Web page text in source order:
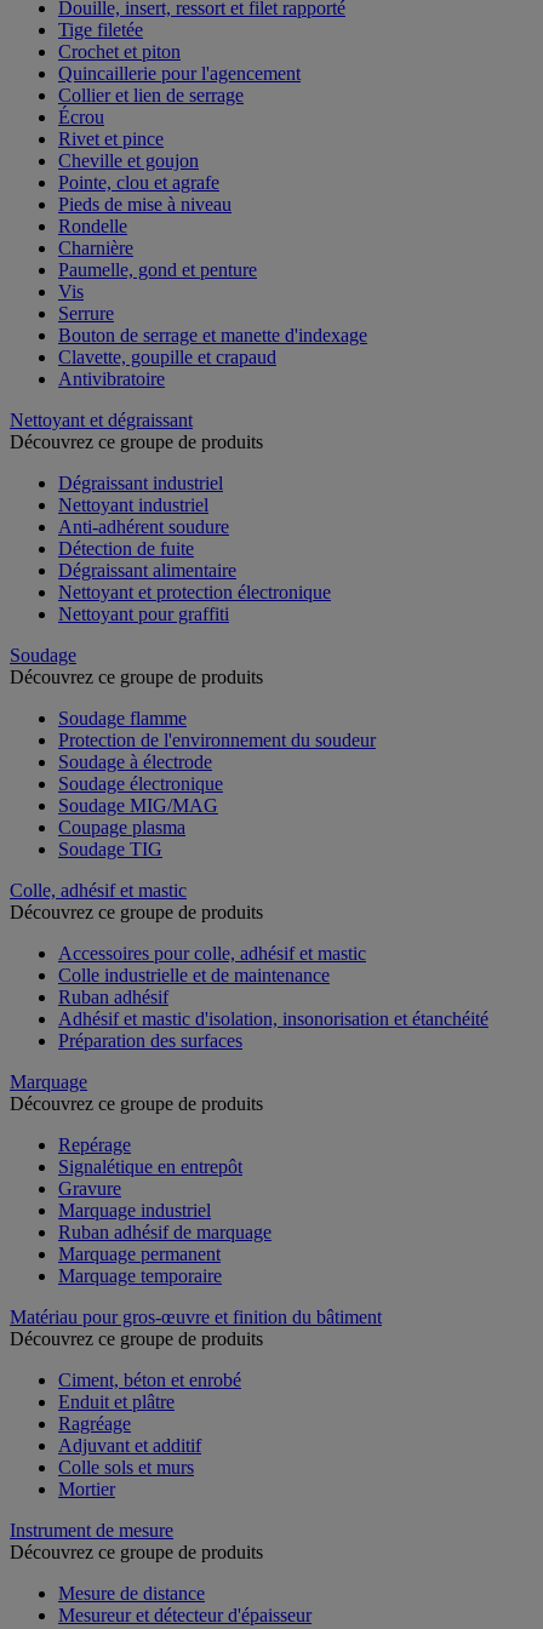
Douille, insert, ressort et filet rapporté
Tige filetée
Crochet et piton
Quincaillerie pour l'agencement
Collier et lien de serrage
Écrou
Rivet et pince
Cheville et goujon
Pointe, clou et agrafe
Pieds de mise à niveau
Rondelle
Charnière
Paumelle, gond et penture
Vis
Serrure
Bouton de serrage et manette d'indexage
Clavette, goupille et crapaud
Antivibratoire
Nettoyant et dégraissant
Découvrez ce groupe de produits
Dégraissant industriel
Nettoyant industriel
Anti-adhérent soudure
Détection de fuite
Dégraissant alimentaire
Nettoyant et protection électronique
Nettoyant pour graffiti
Soudage
Découvrez ce groupe de produits
Soudage flamme
Protection de l'environnement du soudeur
Soudage à électrode
Soudage électronique
Soudage MIG/MAG
Coupage plasma
Soudage TIG
Colle, adhésif et mastic
Découvrez ce groupe de produits
Accessoires pour colle, adhésif et mastic
Colle industrielle et de maintenance
Ruban adhésif
Adhésif et mastic d'isolation, insonorisation et étanchéité
Préparation des surfaces
Marquage
Découvrez ce groupe de produits
Repérage
Signalétique en entrepôt
Gravure
Marquage industriel
Ruban adhésif de marquage
Marquage permanent
Marquage temporaire
Matériau pour gros-œuvre et finition du bâtiment
Découvrez ce groupe de produits
Ciment, béton et enrobé
Enduit et plâtre
Ragréage
Adjuvant et additif
Colle sols et murs
Mortier
Instrument de mesure
Découvrez ce groupe de produits
Mesure de distance
Mesureur et détecteur d'épaisseur